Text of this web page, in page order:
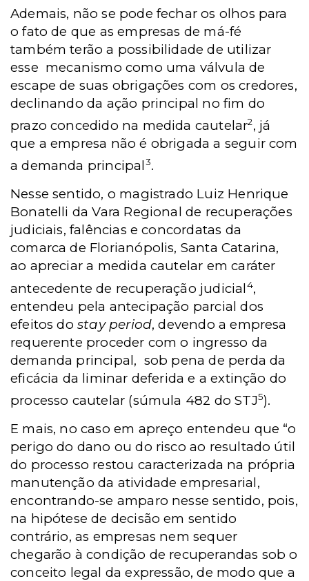
Ademais, não se pode fechar os olhos para
o fato de que as empresas de má-fé
também terão a possibilidade de utilizar
esse mecanismo como uma válvula de
escape de suas obrigações com os credores,
declinando da ação principal no fim do
prazo concedido na medida cautelar2, já
que a empresa não é obrigada a seguir com
a demanda principal3.
Nesse sentido, o magistrado Luiz Henrique
Bonatelli da Vara Regional de recuperações
judiciais, falências e concordatas da
comarca de Florianópolis, Santa Catarina,
ao apreciar a medida cautelar em caráter
antecedente de recuperação judicial4,
entendeu pela antecipação parcial dos
efeitos dostay period, devendo a empresa
requerente proceder com o ingresso da
demanda principal, sob pena de perda da
eficácia da liminar deferida e a extinção do
processo cautelar (súmula 482 do STJ5).
E mais, no caso em apreço entendeu que “o
perigo do dano ou do risco ao resultado útil
do processo restou caracterizada na própria
manutenção da atividade empresarial,
encontrando-se amparo nesse sentido, pois,
na hipótese de decisão em sentido
contrário, as empresas nem sequer
chegarão à condição de recuperandas sob o
conceito legal da expressão, de modo que a